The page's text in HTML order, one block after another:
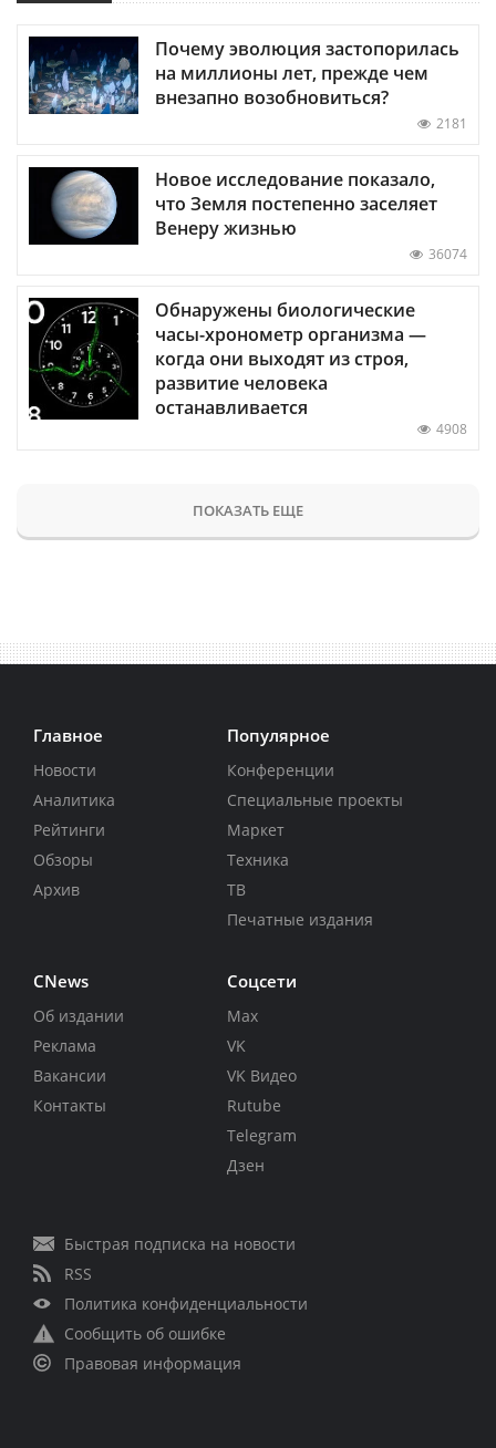
Почему эволюция застопорилась
на миллионы лет, прежде чем
внезапно возобновиться?
2181
Новое исследование показало,
что Земля постепенно заселяет
Венеру жизнью
36074
Обнаружены биологические
часы-хронометр организма —
когда они выходят из строя,
развитие человека
останавливается
4908
ПОКАЗАТЬ ЕЩЕ
Главное
Новости
Аналитика
Рейтинги
Обзоры
Архив
Популярное
Конференции
Специальные проекты
Маркет
Техника
ТВ
Печатные издания
CNews
Об издании
Реклама
Вакансии
Контакты
Соцсети
Max
VK
VK Видео
Rutube
Telegram
Дзен
Быстрая подписка на новости
RSS
Политика конфиденциальности
Сообщить об ошибке
Правовая информация